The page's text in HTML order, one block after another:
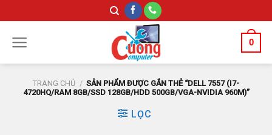
to
content
0
TRANG CHỦ / SẢN PHẨM ĐƯỢC GẮN THẺ “DELL 7557 (I7-
4720HQ/RAM 8GB/SSD 128GB/HDD 500GB/VGA-NVIDIA 960M)”
LỌC